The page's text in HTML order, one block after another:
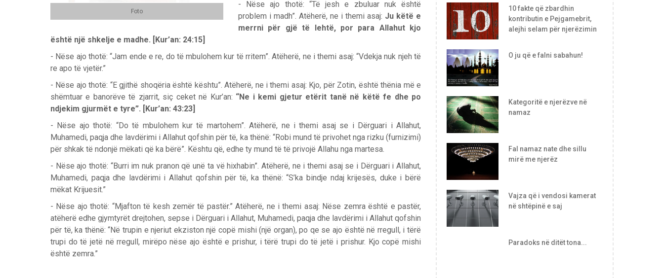
Foto
- Nëse ajo thotë: “Të jesh e zbuluar nuk është
problem i madh”. Atëherë, ne i themi asaj: Ju këtë e
merrni për gjë të lehtë, por para Allahut kjo
është një shkelje e madhe. [Kur’an: 24:15]
- Nëse ajo thotë: “Jam ende e re, do të mbulohem kur të rritem”. Atëherë, ne i themi asaj: “Vdekja nuk njeh të
re apo të vjetër.”
- Nëse ajo thotë: “E gjithë shoqëria është kështu”. Atëherë, ne i themi asaj: Kjo, për Zotin, është thënia më e
shëmtuar e banorëve të zjarrit, siç ceket në Kur’an: “Ne i kemi gjetur etërit tanë në këtë fe dhe po
ndjekim gjurmët e tyre”. [Kur’an: 43:23]
- Nëse ajo thotë: “Do të mbulohem kur të martohem”. Atëherë, ne i themi asaj se i Dërguari i Allahut,
Muhamedi, paqja dhe lavdërimi i Allahut qofshin për të, ka thënë: “Robi mund të privohet nga rizku (furnizimi)
për shkak të ndonjë mëkati që ka bërë”. Kështu që, edhe ty mund të të privojë Allahu nga martesa.
- Nëse ajo thotë: “Burri im nuk pranon që unë ta vë hixhabin”. Atëherë, ne i themi asaj se i Dërguari i Allahut,
Muhamedi, paqja dhe lavdërimi i Allahut qofshin për të, ka thënë: “S’ka bindje ndaj krijesës, duke i bërë
mëkat Krijuesit.”
- Nëse ajo thotë: “Mjafton të kesh zemër të pastër.” Atëherë, ne i themi asaj: Nëse zemra është e pastër,
atëherë edhe gjymtyrët drejtohen, sepse i Dërguari i Allahut, Muhamedi, paqja dhe lavdërimi i Allahut qofshin
për të, ka thënë: “Në trupin e njeriut ekziston një copë mishi (një organ), po qe se ajo është në rregull, i tërë
trupi do të jetë në rregull, mirëpo nëse ajo është e prishur, i tërë trupi do të jetë i prishur. Kjo copë mishi
është zemra.”
10 fakte që zbardhin
kontributin e Pejgamebrit,
alejhi selam për njerëzimin
O ju që e falni sabahun!
Kategoritë e njerëzve në
namaz
Fal namaz nate dhe sillu
mirë me njerëz
Vajza që i vendosi kamerat
në shtëpinë e saj
Paradoks në ditët tona...